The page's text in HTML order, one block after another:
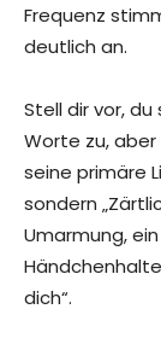
Frequenz
deutlich an.
Stell dir vor,
Worte zu,
seine primäre
sondern
Umarmung,
dich“.